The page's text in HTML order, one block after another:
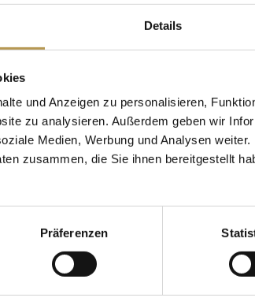
Details
und Anzeigen zu personalisieren,
zu analysieren. Außerdem geben wir
Medien, Werbung und Analysen
zusammen, die Sie ihnen bereitgestellt
Präferenzen